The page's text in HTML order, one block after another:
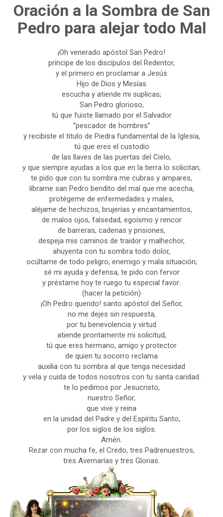
Oración a la Sombra de San
Pedro para alejar todo Mal
¡Oh venerado apóstol San Pedro!
príncipe de los discípulos del Redentor,
y el primero en proclamar a Jesús
Hijo de Dios y Mesías
escucha y atiende mi suplicas;
San Pedro glorioso,
tú que fuiste llamado por el Salvador
“pescador de hombres”
y recibiste el titulo de Piedra fundamental de la Iglesia,
tú que eres el custodio
de las llaves de las puertas del Cielo,
y que siempre ayudas a los que en la tierra lo solicitan,
te pido que con tu sombra me cubras y ampares,
líbrame san Pedro bendito del mal que me acecha,
protégeme de enfermedades y males,
aléjame de hechizos, brujerías y encantamientos,
de malos ojos, falsedad, egoísmo y rencor
de barreras, cadenas y prisiones,
despeja mis caminos de traidor y malhechor,
ahuyenta con tu sombra todo dolor,
ocúltame de todo peligro, enemigo y mala situación;
sé mi ayuda y defensa, te pido con fervor
y préstame hoy te ruego tu especial favor:
(hacer la petición)
¡Oh Pedro querido! santo apóstol del Señor,
no me dejes sin respuesta,
por tu benevolencia y virtud
atiende prontamente mi solicitud,
tú que eres hermano, amigo y protector
de quien tu socorro reclama
auxilia con tu sombra al que tenga necesidad
y vela y cuida de todos nosotros con tu santa caridad.
te lo pedimos por Jesucristo,
nuestro Señor,
que vive y reina
en la unidad del Padre y del Espíritu Santo,
por los siglos de los siglos.
Amén.
Rezar con mucha fe, el Credo, tres Padrenuestros,
tres Avemarías y tres Glorias.